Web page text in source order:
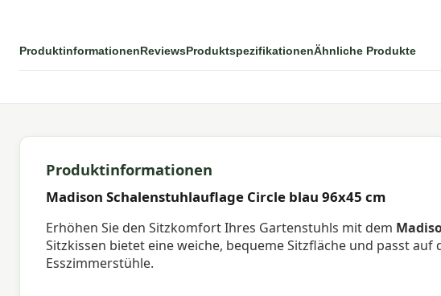
ProduktinformationenReviewsProduktspezifikationenÄhnliche Produkte
Produktinformationen
Madison Schalenstuhlauflage Circle blau 96x45 cm
Erhöhen Sie den Sitzkomfort Ihres Gartenstuhls mit dem
Sitzkissen bietet eine weiche, bequeme Sitzfläche und passt
Esszimmerstühle.